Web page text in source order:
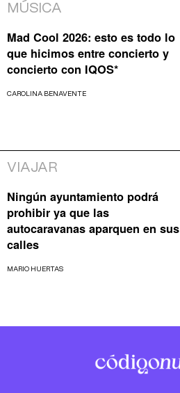
MÚSICA
Mad Cool 2026: esto es todo lo
que hicimos entre concierto y
concierto con IQOS*
CAROLINA BENAVENTE
VIAJAR
Ningún ayuntamiento podrá
prohibir ya que las
autocaravanas aparquen en sus
calles
MARIO HUERTAS